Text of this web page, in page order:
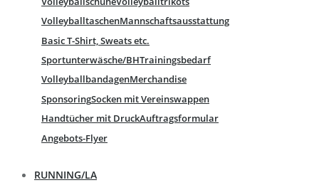
VolleyballtaschenMannschaftsausstattung
Basic T-Shirt, Sweats etc.
Sportunterwäsche/BHTrainingsbedarf
VolleyballbandagenMerchandise
SponsoringSocken mit Vereinswappen
Handtücher mit DruckAuftragsformular
Angebots-Flyer
RUNNING/LA